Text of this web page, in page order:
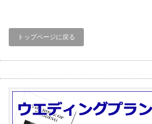
トップページに戻る